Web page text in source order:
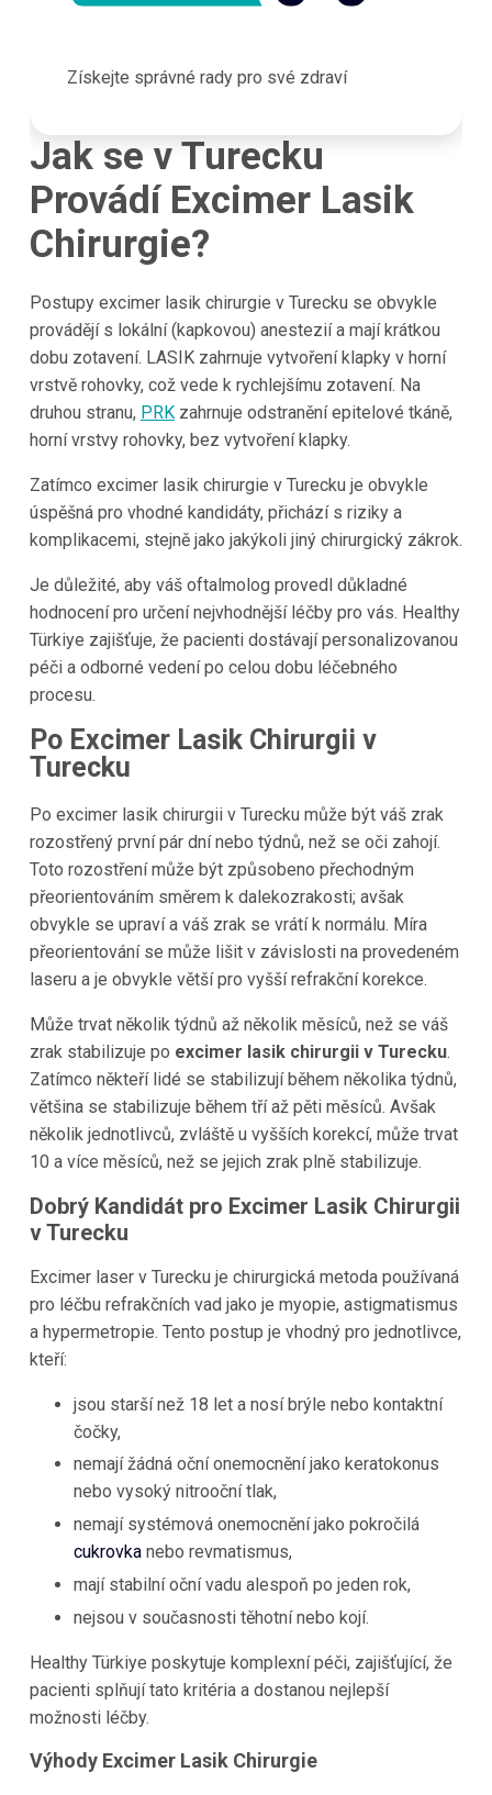
Získejte správné rady pro své zdraví
Jak se v Turecku
Provádí Excimer Lasik
Chirurgie?
Postupy excimer lasik chirurgie v Turecku se obvykle
provádějí s lokální (kapkovou) anestezií a mají krátkou
dobu zotavení. LASIK zahrnuje vytvoření klapky v horní
vrstvě rohovky, což vede k rychlejšímu zotavení. Na
druhou stranu, PRKzahrnuje odstranění epitelové tkáně,
horní vrstvy rohovky, bez vytvoření klapky.
Zatímco excimer lasik chirurgie v Turecku je obvykle
úspěšná pro vhodné kandidáty, přichází s riziky a
komplikacemi, stejně jako jakýkoli jiný chirurgický zákrok.
Je důležité, aby váš oftalmolog provedl důkladné
hodnocení pro určení nejvhodnější léčby pro vás. Healthy
Türkiye zajišťuje, že pacienti dostávají personalizovanou
péči a odborné vedení po celou dobu léčebného
procesu.
Po Excimer Lasik Chirurgii v
Turecku
Po excimer lasik chirurgii v Turecku může být váš zrak
rozostřený první pár dní nebo týdnů, než se oči zahojí.
Toto rozostření může být způsobeno přechodným
přeorientováním směrem k dalekozrakosti; avšak
obvykle se upraví a váš zrak se vrátí k normálu. Míra
přeorientování se může lišit v závislosti na provedeném
laseru a je obvykle větší pro vyšší refrakční korekce.
Může trvat několik týdnů až několik měsíců, než se váš
zrak stabilizuje po excimer lasik chirurgii v Turecku.
Zatímco někteří lidé se stabilizují během několika týdnů,
většina se stabilizuje během tří až pěti měsíců. Avšak
několik jednotlivců, zvláště u vyšších korekcí, může trvat
10 a více měsíců, než se jejich zrak plně stabilizuje.
Dobrý Kandidát pro Excimer Lasik Chirurgii
v Turecku
Excimer laser v Turecku je chirurgická metoda používaná
pro léčbu refrakčních vad jako je myopie, astigmatismus
a hypermetropie. Tento postup je vhodný pro jednotlivce,
kteří:
jsou starší než 18 let a nosí brýle nebo kontaktní
čočky,
nemají žádná oční onemocnění jako keratokonus
nebo vysoký nitrooční tlak,
nemají systémová onemocnění jako pokročilá
cukrovkanebo revmatismus,
mají stabilní oční vadu alespoň po jeden rok,
nejsou v současnosti těhotní nebo kojí.
Healthy Türkiye poskytuje komplexní péči, zajišťující, že
pacienti splňují tato kritéria a dostanou nejlepší
možnosti léčby.
Výhody Excimer Lasik Chirurgie